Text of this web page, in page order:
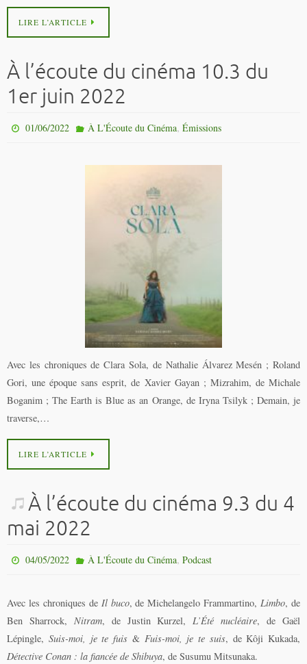
LIRE L’ARTICLE
À l’écoute du cinéma 10.3 du
1er juin 2022
01/06/2022 À L'Écoute du Cinéma, Émissions
Avec les chroniques de Clara Sola, de Nathalie Álvarez Mesén ; Roland
Gori, une époque sans esprit, de Xavier Gayan ; Mizrahim, de Michale
Boganim ; The Earth is Blue as an Orange, de Iryna Tsilyk ; Demain, je
traverse,…
LIRE L’ARTICLE
À l’écoute du cinéma 9.3 du 4
mai 2022
04/05/2022 À L'Écoute du Cinéma, Podcast
Avec les chroniques de Il buco, de Michelangelo Frammartino,Limbo, de
Ben Sharrock, Nitram, de Justin Kurzel,L’Été nucléaire, de Gaël
Lépingle, Suis-moi, je te fuis & Fuis-moi, je te suis, de Kôji Kukada,
Détective Conan : la fiancée de Shibuya, de Susumu Mitsunaka.